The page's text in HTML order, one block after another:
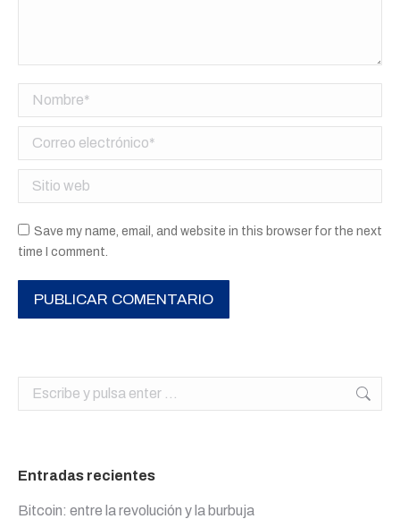
Nombre *
Correo electrónico *
Sitio web
Save my name, email, and website in this browser for the next
time I comment.
PUBLICAR COMENTARIO
Buscar:
Entradas recientes
Bitcoin: entre la revolución y la burbuja